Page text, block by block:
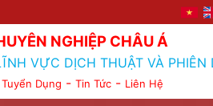
NGHIỆP CHÂU Á
VỰC DỊCH THUẬT VÀ PHIÊN
Tuyển Dụng - Tin Tức- Liên Hệ